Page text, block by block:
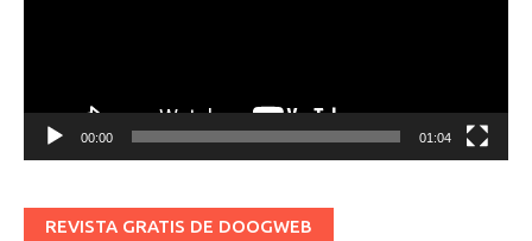
00:00 01:04
REVISTA GRATIS DE DOOGWEB